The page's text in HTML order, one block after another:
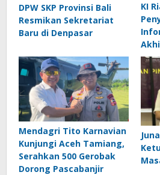
DPW SKP Provinsi Bali
Resmikan Sekretariat
Baru di Denpasar
KI
Mendagri Tito Karnavian
Kunjungi Aceh Tamiang,
Serahkan 500 Gerobak
Dorong Pascabanjir